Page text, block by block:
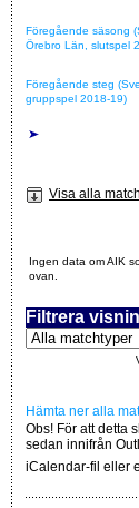
Föregående säsong
Örebro Län, slutspel
Föregående steg
gruppspel 2018-19)
Visa alla
Ingen data om AIK
ovan.
Filtrera
Hämta ner alla
Obs! För att detta
sedan innifrån
iCalendar-fil eller